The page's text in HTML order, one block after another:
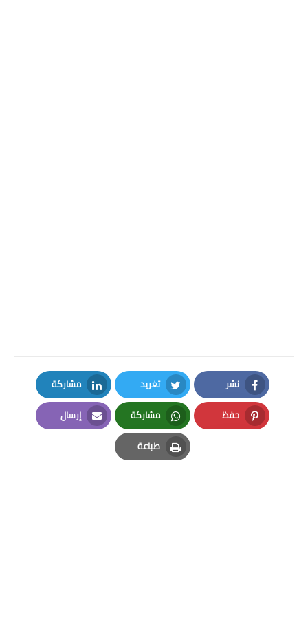
نشر
Facebook
تغريد
Twitter
مشاركة
LinkedIn
حفظ
Pinterest
مشاركة
Whatsapp
إرسال
Email
طباعة
Print